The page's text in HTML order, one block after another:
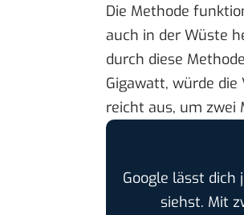
Die Methode
auch in der Wüste
durch diese
Gigawatt, würde
reicht aus, um zwei
Google lässt
siehst. Mit